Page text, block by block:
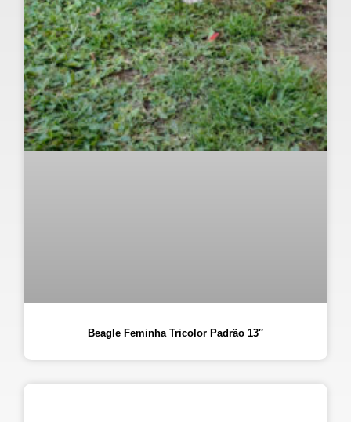
Beagle Feminha Tricolor Padrão 13″